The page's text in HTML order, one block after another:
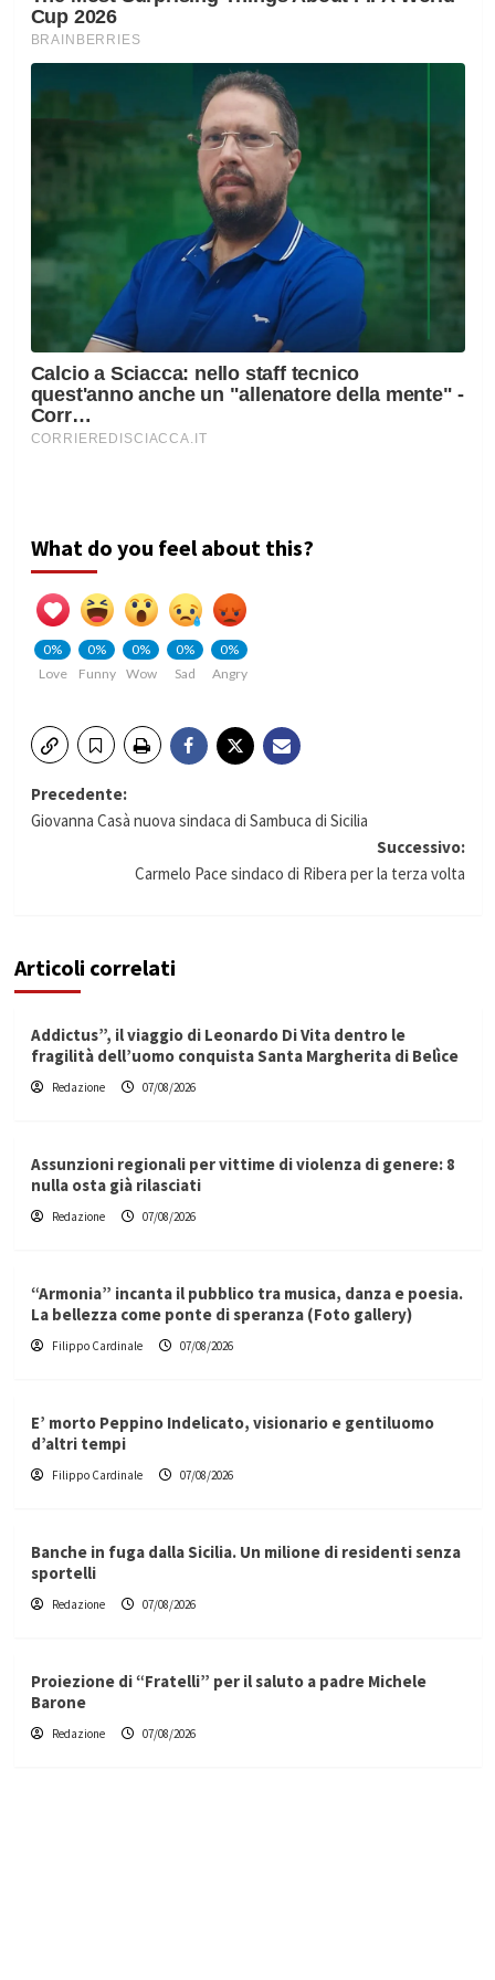
What do you feel about this?
0%
Love
0%
Funny
0%
Wow
0%
Sad
0%
Angry
Navigazione
Precedente:
Giovanna Casà nuova sindaca di Sambuca di Sicilia
Successivo:
Carmelo Pace sindaco di Ribera per la terza volta
Articoli correlati
Addictus”, il viaggio di Leonardo Di Vita dentro le
fragilità dell’uomo conquista Santa Margherita di Belìce
Redazione 07/08/2026
Assunzioni regionali per vittime di violenza di genere: 8
nulla osta già rilasciati
Redazione 07/08/2026
“Armonia” incanta il pubblico tra musica, danza e poesia.
La bellezza come ponte di speranza (Foto gallery)
Filippo Cardinale 07/08/2026
E’ morto Peppino Indelicato, visionario e gentiluomo
d’altri tempi
Filippo Cardinale 07/08/2026
Banche in fuga dalla Sicilia. Un milione di residenti senza
sportelli
Redazione 07/08/2026
Proiezione di “Fratelli” per il saluto a padre Michele
Barone
Redazione 07/08/2026